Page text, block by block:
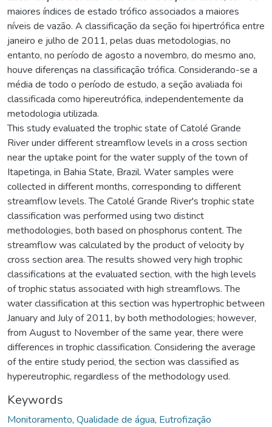
maiores índices de estado trófico associados a maiores
níveis de vazão. A classificação da seção foi hipertrófica entre
janeiro e julho de 2011, pelas duas metodologias, no
entanto, no período de agosto a novembro, do mesmo ano,
houve diferenças na classificação trófica. Considerando-se a
média de todo o período de estudo, a seção avaliada foi
classificada como hipereutrófica, independentemente da
metodologia utilizada.
This study evaluated the trophic state of Catolé Grande
River under different streamflow levels in a cross section
near the uptake point for the water supply of the town of
Itapetinga, in Bahia State, Brazil. Water samples were
collected in different months, corresponding to different
streamflow levels. The Catolé Grande River's trophic state
classification was performed using two distinct
methodologies, both based on phosphorus content. The
streamflow was calculated by the product of velocity by
cross section area. The results showed very high trophic
classifications at the evaluated section, with the high levels
of trophic status associated with high streamflows. The
water classification at this section was hypertrophic between
January and July of 2011, by both methodologies; however,
from August to November of the same year, there were
differences in trophic classification. Considering the average
of the entire study period, the section was classified as
hypereutrophic, regardless of the methodology used.
Keywords
Monitoramento, Qualidade de água, Eutrofização